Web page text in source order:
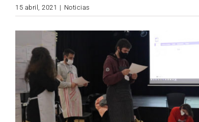
15 abril, 2021 | Noticias